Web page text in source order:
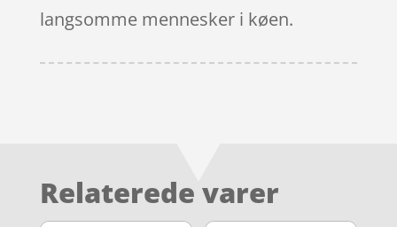
langsomme mennesker i køen.
Relaterede varer